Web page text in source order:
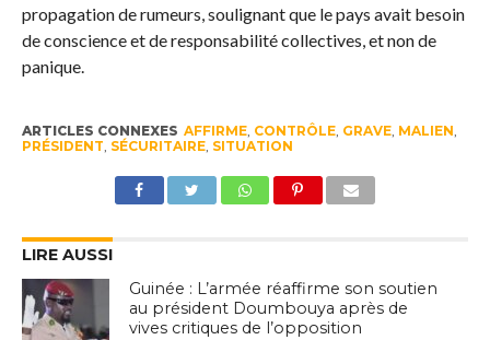
propagation de rumeurs, soulignant que le pays avait besoin
de conscience et de responsabilité collectives, et non de
panique.
ARTICLES CONNEXES AFFIRME, CONTRÔLE, GRAVE, MALIEN,
PRÉSIDENT, SÉCURITAIRE, SITUATION
LIRE AUSSI
Guinée : L’armée réaffirme son soutien
au président Doumbouya après de
vives critiques de l’opposition